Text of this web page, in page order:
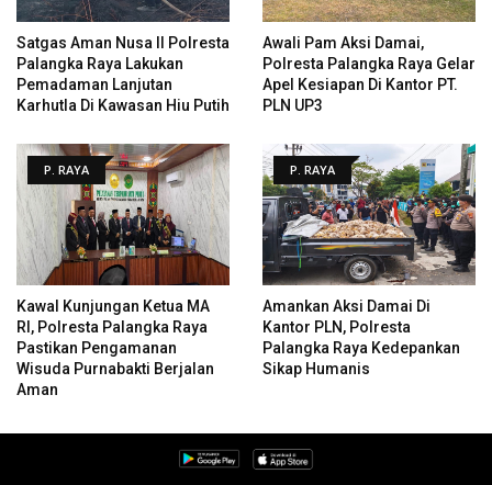
Satgas Aman Nusa II Polresta
Palangka Raya Lakukan
Pemadaman Lanjutan
Karhutla Di Kawasan Hiu Putih
Awali Pam Aksi Damai,
Polresta Palangka Raya Gelar
Apel Kesiapan Di Kantor PT.
PLN UP3
P. RAYA
Kawal Kunjungan Ketua MA
RI, Polresta Palangka Raya
Pastikan Pengamanan
Wisuda Purnabakti Berjalan
Aman
P. RAYA
Amankan Aksi Damai Di
Kantor PLN, Polresta
Palangka Raya Kedepankan
Sikap Humanis